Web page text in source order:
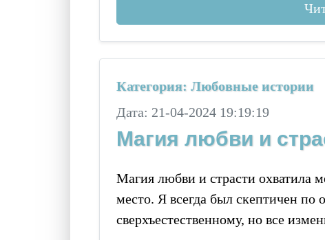
Категория: Любовные истории
Дата: 21-04-2024 19:19:19
Магия любви и
Магия любви и страсти охватила
место. Я всегда был скептичен
сверхъестественному, но все